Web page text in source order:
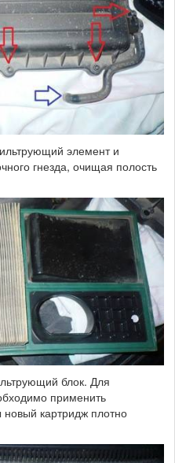
элемент и
гнезда, очищая полость
блок. Для
применить
картридж плотно